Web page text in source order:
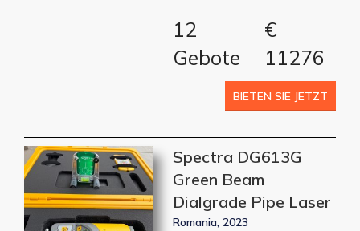
12
Gebote
€
11276
BIETEN SIE JETZT
Spectra DG613G
Green Beam
Dialgrade Pipe Laser
Romania, 2023